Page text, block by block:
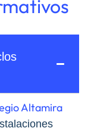
Altamira